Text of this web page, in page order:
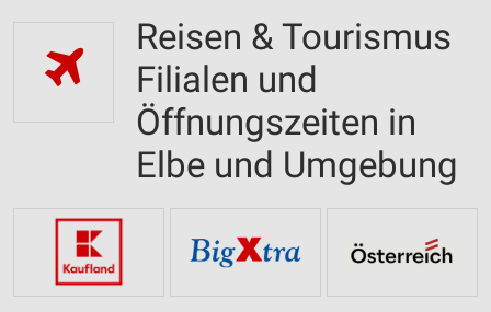
Reisen & Tourismus
Filialen und
Öffnungszeiten in
Elbe und Umgebung